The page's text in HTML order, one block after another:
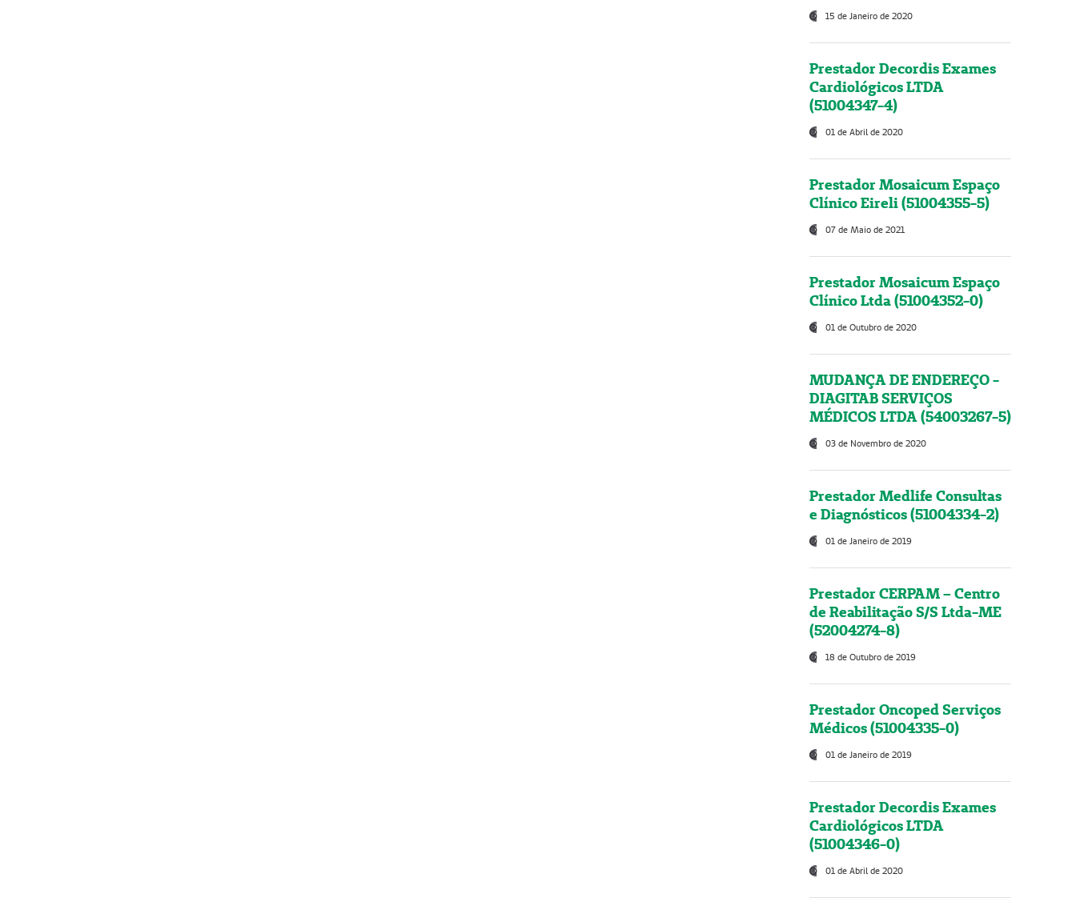
15 de Janeiro de 2020
Prestador Decordis Exames
Cardiológicos LTDA
(51004347-4)
01 de Abril de 2020
Prestador Mosaicum Espaço
Clínico Eireli (51004355-5)
07 de Maio de 2021
Prestador Mosaicum Espaço
Clínico Ltda (51004352-0)
01 de Outubro de 2020
MUDANÇA DE ENDEREÇO -
DIAGITAB SERVIÇOS
MÉDICOS LTDA (54003267-5)
03 de Novembro de 2020
Prestador Medlife Consultas
e Diagnósticos (51004334-2)
01 de Janeiro de 2019
Prestador CERPAM – Centro
de Reabilitação S/S Ltda-ME
(52004274-8)
18 de Outubro de 2019
Prestador Oncoped Serviços
Médicos (51004335-0)
01 de Janeiro de 2019
Prestador Decordis Exames
Cardiológicos LTDA
(51004346-0)
01 de Abril de 2020